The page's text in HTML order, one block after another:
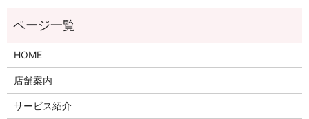
HOME
店舗案内
サービス紹介